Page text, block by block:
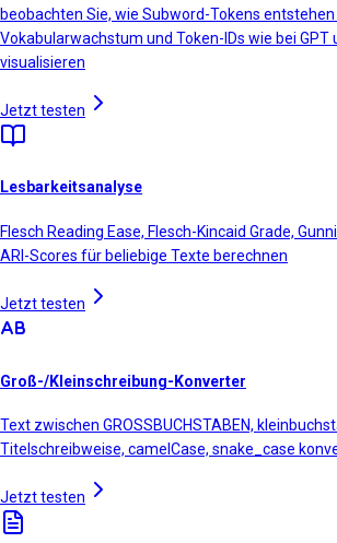
beobachten Sie, wie Subword-Tokens
Vokabularwachstum und Token-IDs wie bei GPT
visualisieren
Jetzt testen
Lesbarkeitsanalyse
Flesch Reading Ease, Flesch-Kincaid Grade,
ARI-Scores für beliebige Texte berechnen
Jetzt testen
Groß-/Kleinschreibung-Konverter
Text zwischen GROSSBUCHSTABEN,
Titelschreibweise, camelCase, snake_case
Jetzt testen